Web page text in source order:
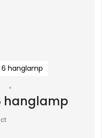
6 hanglamp
hanglamp